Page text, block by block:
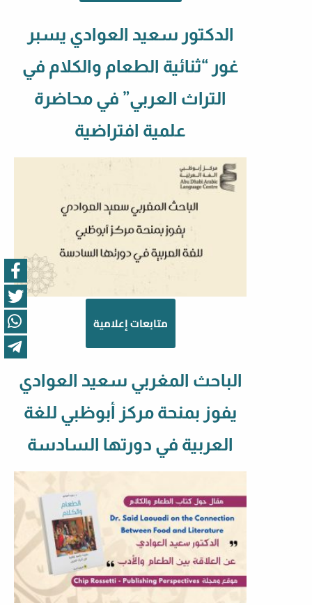
الدكتور سعيد العوادي يسبر
غور “ثنائية الطعام والكلام في
التراث العربي” في محاضرة
علمية افتراضية
متابعات إعلامية
الباحث المغربي سعيد العوادي
يفوز بمنحة مركز أبوظبي للغة
العربية في دورتها السادسة